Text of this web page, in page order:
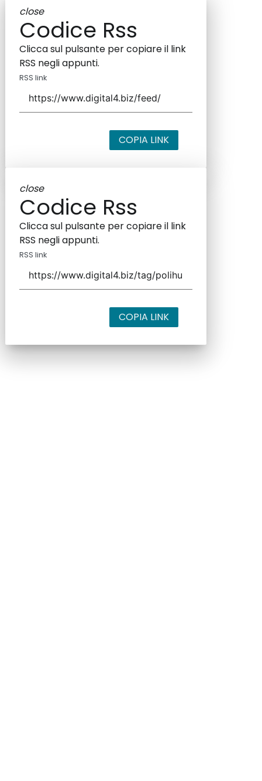
close
Codice Rss
Clicca sul pulsante per copiare il link
RSS negli appunti.
RSS link
COPIA LINK
close
Codice Rss
Clicca sul pulsante per copiare il link
RSS negli appunti.
RSS link
COPIA LINK